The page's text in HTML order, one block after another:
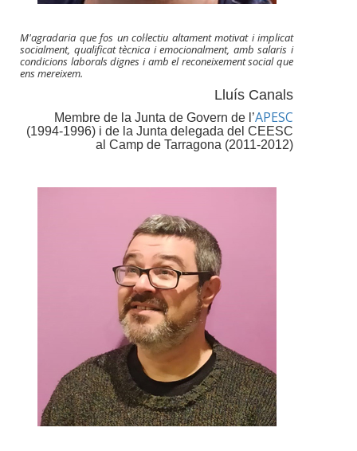
M'agradaria que fos un col·lectiu altament motivat i implicat
socialment, qualificat tècnica i emocionalment, amb salaris i
condicions laborals dignes i amb el reconeixement social que
ens mereixem.
Lluís Canals
Membre de la Junta de Govern de l’APESC
(1994-1996) i de la Junta delegada del CEESC
al Camp de Tarragona (2011-2012)